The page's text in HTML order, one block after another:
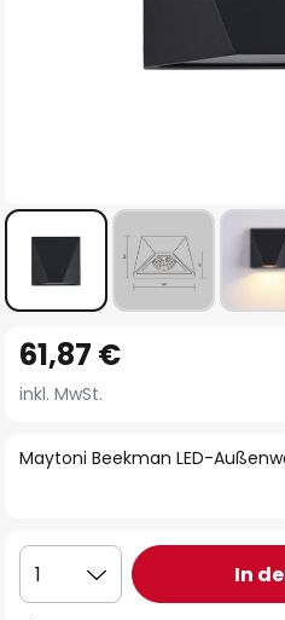
Anfang
der
springen
Maytoni Beekman LED-
61,87 €
inkl. MwSt.
1 In